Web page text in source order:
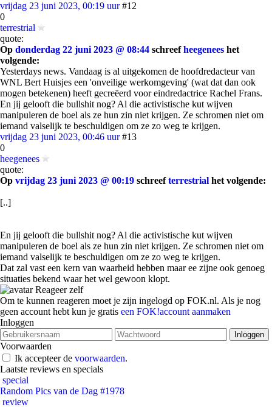
vrijdag 23 juni 2023, 00:19 uur #12
0
terrestrial
quote:
Op donderdag 22 juni 2023 @ 08:44 schreefheegenees het
volgende:
Yesterdays news. Vandaag is al uitgekomen de hoofdredacteur van
WNL Bert Huisjes een 'onveilige werkomgeving' (wat dat dan ook
mogen betekenen) heeft gecreëerd voor eindredactrice Rachel Frans.
En jij gelooft die bullshit nog? Al die activistische kut wijven
manipuleren de boel als ze hun zin niet krijgen. Ze schromen niet om
iemand valselijk te beschuldigen om ze zo weg te krijgen.
vrijdag 23 juni 2023, 00:46 uur #13
0
heegenees
quote:
Op vrijdag 23 juni 2023 @ 00:19 schreefterrestrial het volgende:
[..]
En jij gelooft die bullshit nog? Al die activistische kut wijven
manipuleren de boel als ze hun zin niet krijgen. Ze schromen niet om
iemand valselijk te beschuldigen om ze zo weg te krijgen.
Dat zal vast een kern van waarheid hebben maar ee zijne ook genoeg
situaties bekend waar het wel gewoon klopt.
Reageer zelf
Om te kunnen reageren moet je zijn ingelogd op FOK.nl. Als je nog
geen account hebt kun je gratis een FOK!account aanmaken
Inloggen
Voorwaarden
Ik accepteer de voorwaarden.
Laatste reviews en specials
special
Random Pics van de Dag #1978
review